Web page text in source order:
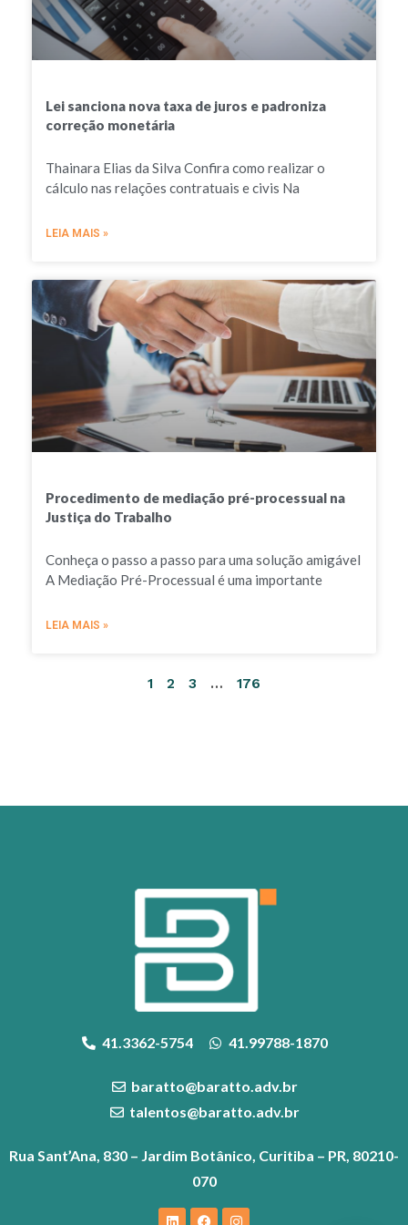
Lei sanciona nova taxa de juros e padroniza
correção monetária
Thainara Elias da Silva Confira como realizar o
cálculo nas relações contratuais e civis Na
LEIA MAIS »
Procedimento de mediação pré-processual na
Justiça do Trabalho
Conheça o passo a passo para uma solução amigável
A Mediação Pré-Processual é uma importante
LEIA MAIS »
1 2 3 … 176
41.3362-5754 41.99788-1870
baratto@baratto.adv.br
talentos@baratto.adv.br
Rua Sant’Ana, 830 – Jardim Botânico, Curitiba – PR, 80210-
070